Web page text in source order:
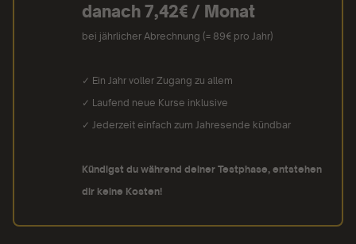
danach 7,42€ / Monat
bei jährlicher Abrechnung (= 89€ pro Jahr)
✓ Ein Jahr voller Zugang zu allem
✓ Laufend neue Kurse inklusive
✓ Jederzeit einfach zum Jahresende kündbar
Kündigst du während deiner Testphase, entstehen
dir keine Kosten!